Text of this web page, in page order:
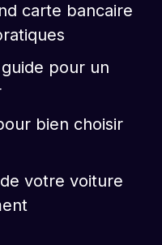
carte bancaire
pour un
bien choisir
votre voiture